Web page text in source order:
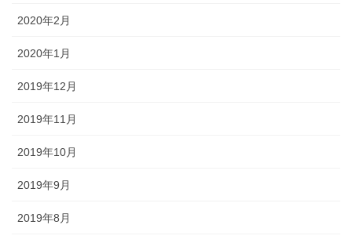
2020年2月
2020年1月
2019年12月
2019年11月
2019年10月
2019年9月
2019年8月